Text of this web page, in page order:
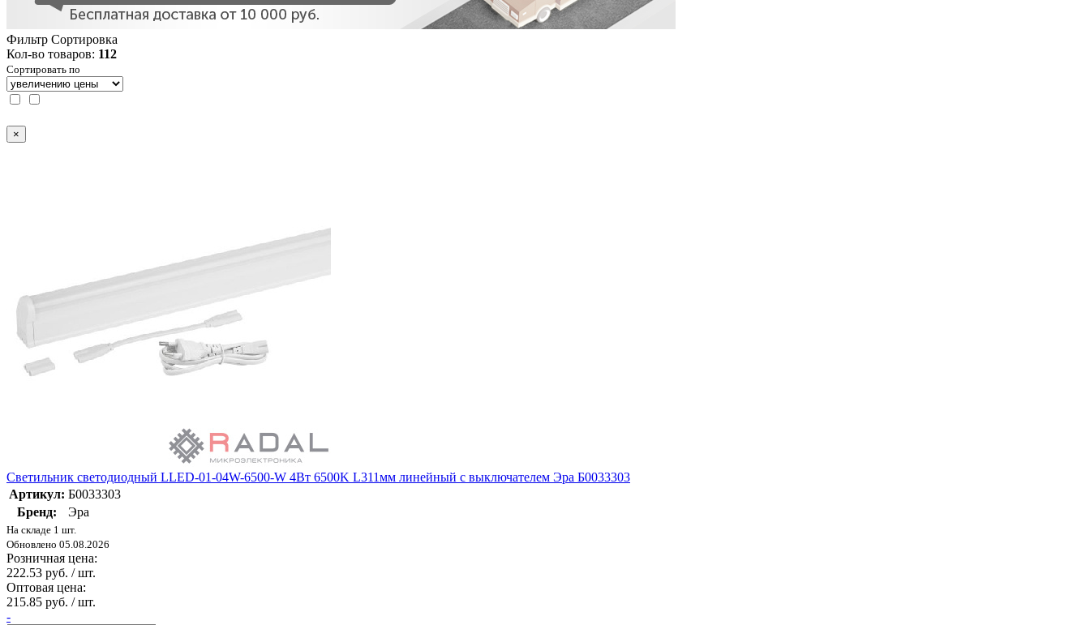
Фильтр Сортировка
Кол-во товаров: 112
Сортировать по
×
Светильник светодиодный LLED-01-04W-6500-W 4Вт 6500K L311мм линейный с выключателем Эра Б0033303
Артикул: Б0033303
Бренд:
Эра
На складе 1 шт.
Обновлено 05.08.2026
Розничная цена:
222.53 руб. / шт.
Оптовая цена:
215.85 руб. / шт.
-